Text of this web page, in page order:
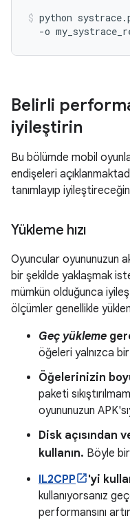
python
Belirli
iyileştirin
Bu bölümde mobil
endişeleri
tanımlayıp
Yükleme hızı
Oyuncular oyununuzun
bir şekilde yaklaşmak
mümkün olduğunca
ölçümler genellikle
Geç yükleme
öğeleri yalnızca
Öğelerinizin
paketi
oyununuzun
Disk açısından
kullanın. Böyle
IL2CPP
'yi
kullanıyorsanız
performansını